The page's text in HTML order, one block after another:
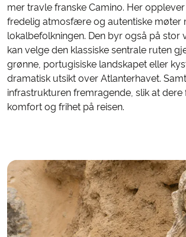
mer travle franske Camino. Her
fredelig atmosfære og autentiske møter
lokalbefolkningen. Den byr også på stor
kan velge den klassiske sentrale ruten
grønne, portugisiske landskapet eller
dramatisk utsikt over Atlanterhavet.
infrastrukturen fremragende, slik at dere
komfort og frihet på reisen.